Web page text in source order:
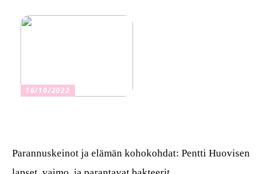
16/10/2022
Parannuskeinot ja elämän kohokohdat: Pentti Huovisen